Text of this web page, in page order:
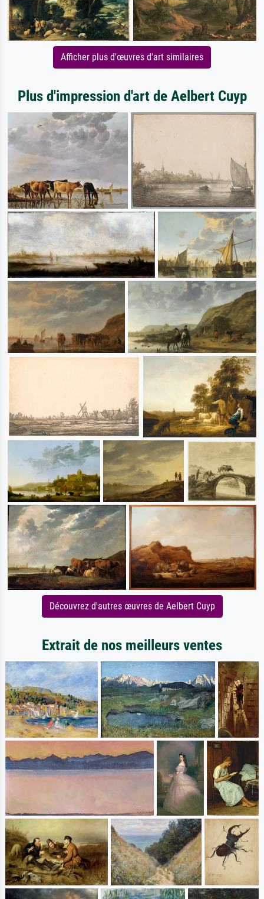
Afficher plus d'œuvres d'art similaires
Plus d'impression d'art de Aelbert Cuyp
Découvrez d'autres œuvres de Aelbert Cuyp
Extrait de nos meilleurs ventes